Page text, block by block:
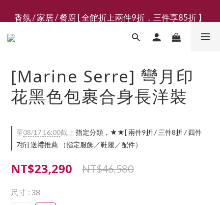
新會員募集現領抵用千元購物金
香氛 / 家居 / 餐廚 [ 全館折上兩件9折，三件享85折 】
新會員募集現領抵用千元購物金
[Marine Serre] 彎月印
花黑色包裹合身長洋裝
至08/17 16:00截止 指定分類，★★[ 兩件9折 / 三件8折 / 四件
7折] 送禮推薦 （指定服飾／鞋履／配件）
NT$23,290 NT$46,580
尺寸 : 38